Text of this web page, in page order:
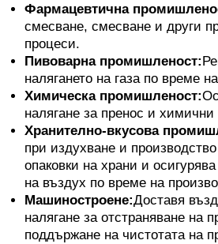
Фармацевтична
смесване, смесване и други
процеси.
Пивоварна промишленост:
налягането на газа по време
Химическа промишленост:
налягане за пренос и
Хранително-вкусова
при издухване и
опаковки на храни и
на въздух по време на
Машиностроене:Доставя
налягане за отстраняване на
поддържане на чистотата на